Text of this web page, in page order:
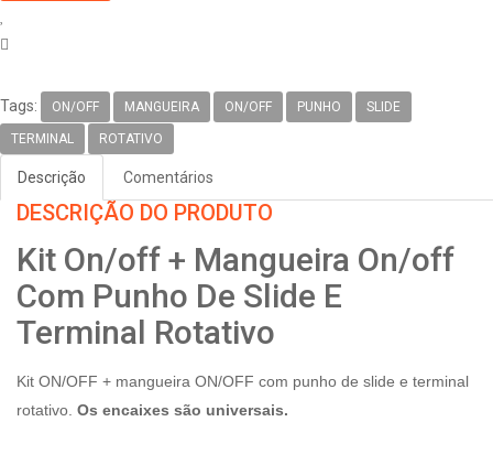
Tags: ON/OFF MANGUEIRA ON/OFF PUNHO SLIDE
TERMINAL ROTATIVO
Descrição Comentários
DESCRIÇÃO DO PRODUTO
Kit On/off + Mangueira On/off
Com Punho De Slide E
Terminal Rotativo
Kit ON/OFF + mangueira ON/OFF com punho de slide e terminal
rotativo. Os encaixes são universais.